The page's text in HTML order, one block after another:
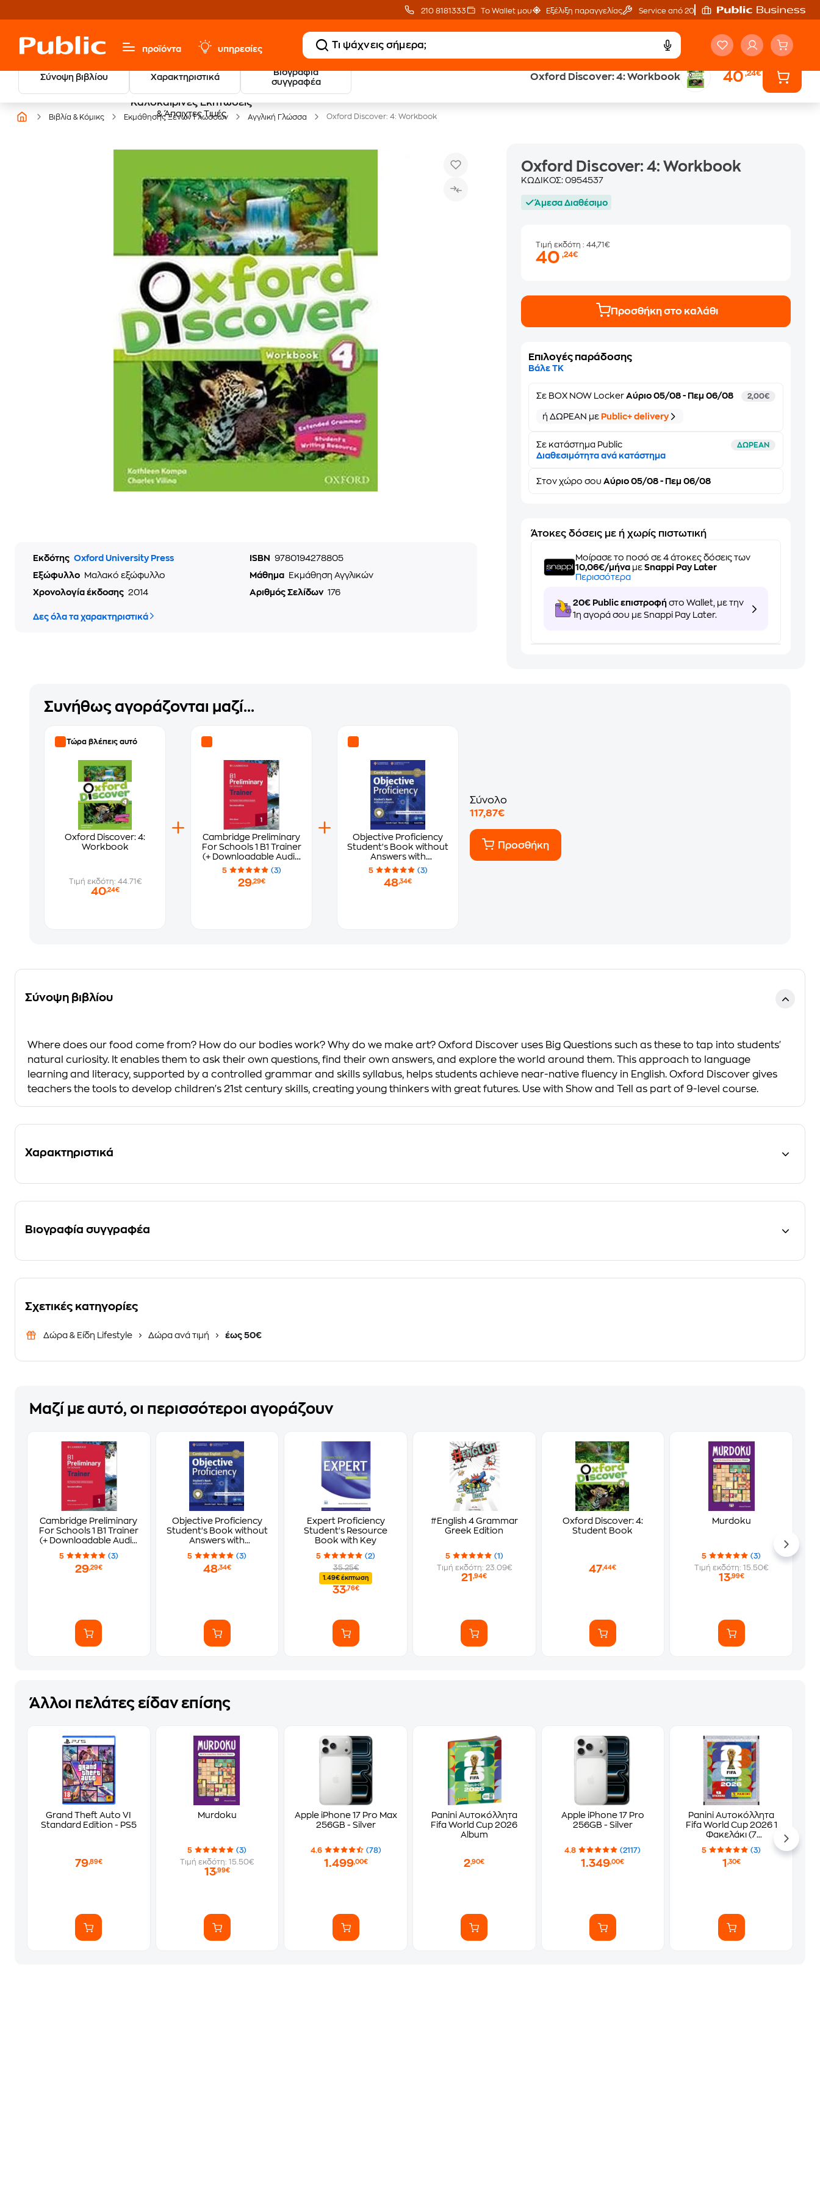
210 8181333 Το Wallet μου Εξέλιξη παραγγελίας Service από 20'
προϊόντα υπηρεσίες
Σύνοψη βιβλίου Χαρακτηριστικά
Βιογραφία
συγγραφέα
Oxford Discover: 4: Workbook 40,24€
Καλοκαιρινές Εκπτώσεις
& Άπαιχτες Τιμές
20 € Public επιστροφή
με Snappi
Δωρεάν Μεταφορικά Έλα στον κόσμο
Βιβλία & Κόμικς Εκμάθησης Ξένων Γλωσσών Αγγλική Γλώσσα Oxford Discover: 4: Workbook
Εκδότης Oxford University Press ISBN
9780194278805
Εξώφυλλο
Μαλακό εξώφυλλο Μάθημα
Εκμάθηση Αγγλικών
Χρονολογία έκδοσης 2014 Αριθμός Σελίδων 176
Δες όλα τα χαρακτηριστικά
Oxford Discover: 4: Workbook
ΚΩΔΙΚΟΣ:0954537
Άμεσα Διαθέσιμο
Τιμή εκδότη: 44,71€
40,24€
Προσθήκη στο καλάθι
Επιλογές παράδοσης
Βάλε ΤΚ
Σε BOX NOW Locker Αύριο 05/08 - Πεμ 06/08 2,00€
ή ΔΩΡΕΑΝ με Public+ delivery
Σε κατάστημα Public ΔΩΡΕΑΝ
Διαθεσιμότητα ανά κατάστημα
Στονχώρο σου Αύριο 05/08 - Πεμ 06/08
Άτοκες δόσεις με ή χωρίς πιστωτική
Μοίρασε το ποσό σε 4 άτοκες δόσεις των
10,06€/μήνα μεSnappi Pay Later
Περισσότερα
20€ Public επιστροφή στο Wallet, με την
1η αγορά σου με Snappi Pay Later.
Συνήθως αγοράζονται μαζί...
Τώρα βλέπεις αυτό
Oxford Discover: 4:
Workbook
Τιμή εκδότη: 44.71€
40,24€
Cambridge Preliminary
For Schools 1 B1 Trainer
(+ Downloadable Audio
+ ebook ) Without
5 (3)
29,29€
Objective Proficiency
Student's Book without
Answers with
Downloadable
Software Objective
Proficiency Student's
5 (3)
48,34€
Σύνολο
117,87€
Προσθήκη
Σύνοψη βιβλίου
Where does our food come from? How do our bodies work? Why do we make art? Oxford Discover uses Big Questions such as these to tap into students'
natural curiosity. It enables them to ask their own questions, find their own answers, and explore the world around them. This approach to language
learning and literacy, supported by a controlled grammar and skills syllabus, helps students achieve near-native fluency in English. Oxford Discover gives
teachers the tools to develop children's 21st century skills, creating young thinkers with great futures. Use with Show and Tell as part of 9-level course.
Χαρακτηριστικά
Βιογραφία συγγραφέα
Σχετικές κατηγορίες
Δώρα & Είδη Lifestyle Δώρα ανά τιμή έως 50€
Μαζί με αυτό, οι περισσότεροι αγοράζουν
Cambridge Preliminary
For Schools 1 B1 Trainer
(+ Downloadable Audio
+ ebook ) Without
Answers
5 (3)
29,29€
Objective Proficiency
Student's Book without
Answers with
Downloadable
Software Objective
Proficiency Student's
5 (3)
48,34€
Expert Proficiency
Student's Resource
Book with Key
5
(2)
35.25€
1.49€ έκπτωση
33,76€
#English 4 Grammar
Greek Edition
5
(1)
Τιμή εκδότη: 23.09€
21,94€
Oxford Discover: 4:
Student Book
47,44€
Murdoku
5
(3)
Τιμή εκδότη: 15.50€
13,99€
Άλλοι πελάτες είδαν επίσης
Grand Theft Auto VI
Standard Edition - PS5
79,89€
Murdoku
5
(3)
Τιμή εκδότη: 15.50€
13,99€
Apple iPhone 17 Pro Max
256GB - Silver
4.6 (78)
1.499,00€
Panini Αυτοκόλλητα
Fifa World Cup 2026
Album
2,90€
Apple iPhone 17 Pro
256GB - Silver
4.8 (2117)
1.349,00€
Panini Αυτοκόλλητα
Fifa World Cup 2026 1
Φακελάκι (7
Αυτοκόλλητα)
5 (3)
1 ,30€